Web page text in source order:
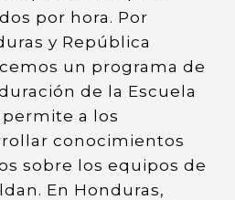
por hora. Por
y República
un programa de
de la Escuela
a los
conocimientos
sobre los equipos de
En Honduras,